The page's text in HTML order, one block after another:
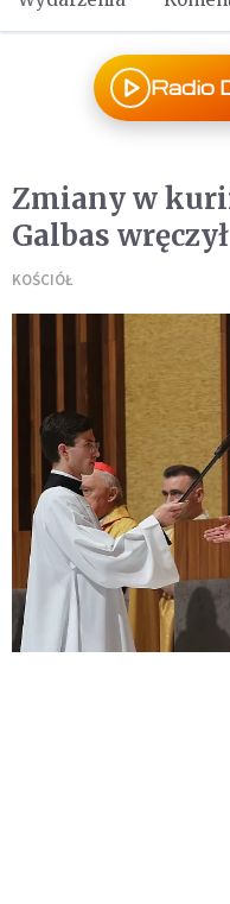
Radio
Zmiany w
Galbas
KOŚCIÓŁ